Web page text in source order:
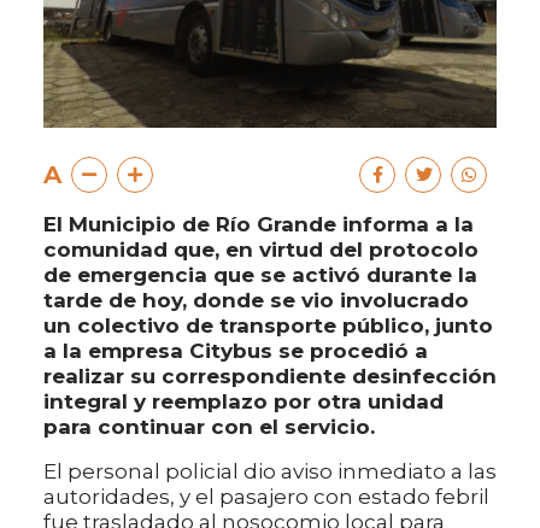
A
El Municipio de Río Grande informa a la
comunidad que, en virtud del protocolo
de emergencia que se activó durante la
tarde de hoy, donde se vio involucrado
un colectivo de transporte público, junto
a la empresa Citybus se procedió a
realizar su correspondiente desinfección
integral y reemplazo por otra unidad
para continuar con el servicio.
El personal policial dio aviso inmediato a las
autoridades, y el pasajero con estado febril
fue trasladado al nosocomio local para